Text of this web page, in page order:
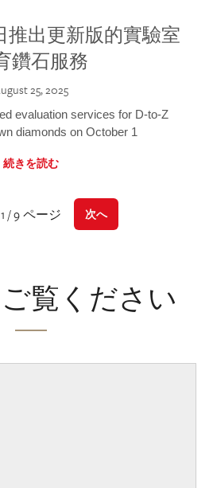
推出更新版的實驗室
鑽石服務
25, 2025
evaluation services for D-to-Z
diamonds on October 1
続きを読む
1 / 9 ページ 次へ
覧ください